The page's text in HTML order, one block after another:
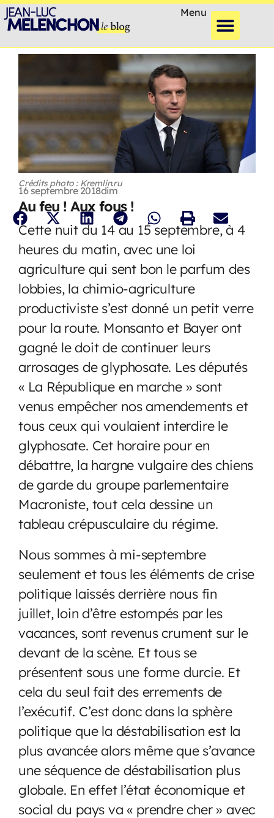
Menu
Crédits photo : Kremlin.ru
16 septembre 2018dim
Au feu ! Aux fous !
Cette nuit du 14 au 15 septembre, à 4
heures du matin, avec une loi
agriculture qui sent bon le parfum des
lobbies, la chimio-agriculture
productiviste s’est donné un petit verre
pour la route. Monsanto et Bayer ont
gagné le doit de continuer leurs
arrosages de glyphosate. Les députés
« La République en marche » sont
venus empêcher nos amendements et
tous ceux qui voulaient interdire le
glyphosate. Cet horaire pour en
débattre, la hargne vulgaire des chiens
de garde du groupe parlementaire
Macroniste, tout cela dessine un
tableau crépusculaire du régime.
Nous sommes à mi-septembre
seulement et tous les éléments de crise
politique laissés derrière nous fin
juillet, loin d’être estompés par les
vacances, sont revenus crument sur le
devant de la scène. Et tous se
présentent sous une forme durcie. Et
cela du seul fait des errements de
l’exécutif. C’est donc dans la sphère
politique que la déstabilisation est la
plus avancée alors même que s’avance
une séquence de déstabilisation plus
globale. En effet l’état économique et
social du pays va « prendre cher » avec